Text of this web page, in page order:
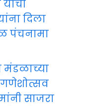
दिला
पंचनामा
मंडळाच्या
गणेशोत्सव
साजरा